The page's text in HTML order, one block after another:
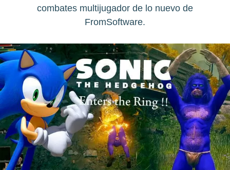
combates multijugador de lo nuevo de
FromSoftware.